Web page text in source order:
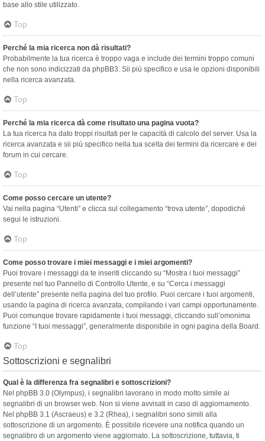
base allo stile utilizzato.
Top
Perché la mia ricerca non dà risultati?
Probabilmente la tua ricerca è troppo vaga e include dei termini troppo comuni
che non sono indicizzati da phpBB3. Sii più specifico e usa le opzioni disponibili
nella ricerca avanzata.
Top
Perché la mia ricerca dà come risultato una pagina vuota?
La tua ricerca ha dato troppi risultati per le capacità di calcolo del server. Usa la
ricerca avanzata e sii più specifico nella tua scelta dei termini da ricercare e dei
forum in cui cercare.
Top
Come posso cercare un utente?
Vai nella pagina “Utenti” e clicca sul collegamento “trova utente”, dopodiché
segui le istruzioni.
Top
Come posso trovare i miei messaggi e i miei argomenti?
Puoi trovare i messaggi da te inseriti cliccando su “Mostra i tuoi messaggi”
presente nel tuo Pannello di Controllo Utente, e su “Cerca i messaggi
dell’utente” presente nella pagina del tuo profilo. Puoi cercare i tuoi argomenti,
usando la pagina di ricerca avanzata, compilando i vari campi opportunamente.
Puoi comunque trovare rapidamente i tuoi messaggi, cliccando sull’omonima
funzione “I tuoi messaggi”, generalmente disponibile in ogni pagina della Board.
Top
Sottoscrizioni e segnalibri
Qual è la differenza fra segnalibri e sottoscrizioni?
Nel phpBB 3.0 (Olympus), i segnalibri lavorano in modo molto simile ai
segnalibri di un browser web. Non si viene avvisati in caso di aggiornamento.
Nel phpBB 3.1 (Ascraeus) e 3.2 (Rhea), i segnalibri sono simili alla
sottoscrizione di un argomento. È possibile ricevere una notifica quando un
segnalibro di un argomento viene aggiornato. La sottoscrizione, tuttavia, ti